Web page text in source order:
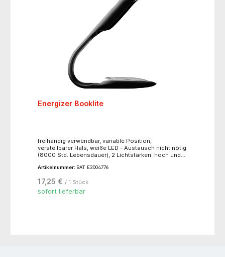
Energizer Booklite
freihändig verwendbar, variable Position,
verstellbarer Hals, weiße LED - Austausch nicht nötig
(8000 Std. Lebensdauer), 2 Lichtstärken: hoch und
inkl, 2 Energizer Lithium-Knopfzellen (CR 2032)
Artikelnummer: BAT E3004776
17,25 € / 1 Stück
sofort lieferbar